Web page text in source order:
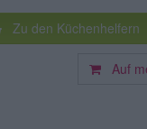
Zu den Küchenhelfern
Auf